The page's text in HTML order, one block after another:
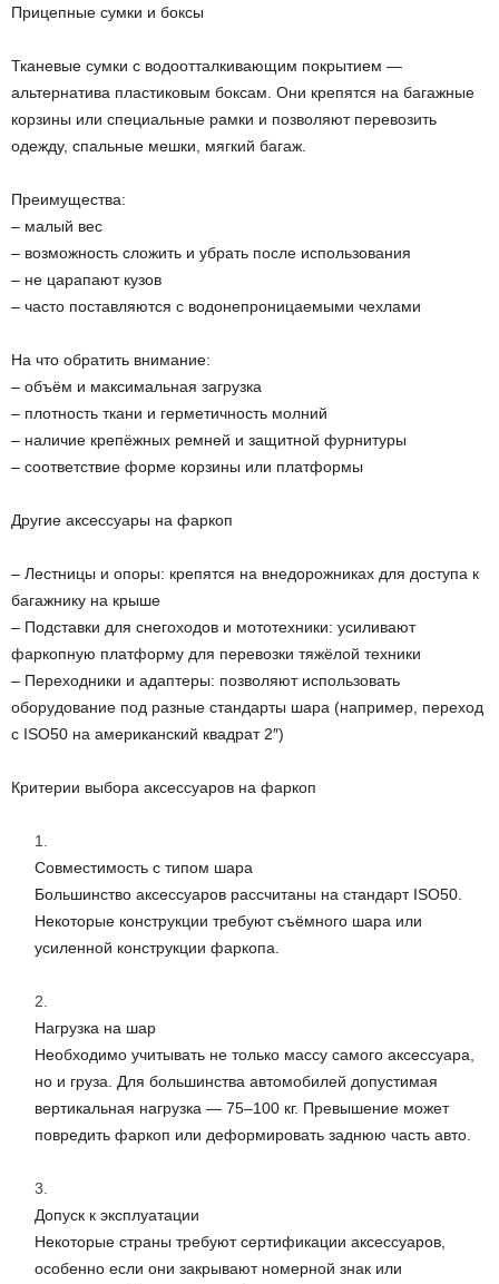
Прицепные сумки и боксы
Тканевые сумки с водоотталкивающим покрытием —
альтернатива пластиковым боксам. Они крепятся на багажные
корзины или специальные рамки и позволяют перевозить
одежду, спальные мешки, мягкий багаж.
Преимущества:
– малый вес
– возможность сложить и убрать после использования
– не царапают кузов
– часто поставляются с водонепроницаемыми чехлами
На что обратить внимание:
– объём и максимальная загрузка
– плотность ткани и герметичность молний
– наличие крепёжных ремней и защитной фурнитуры
– соответствие форме корзины или платформы
Другие аксессуары на фаркоп
– Лестницы и опоры: крепятся на внедорожниках для доступа к
багажнику на крыше
– Подставки для снегоходов и мототехники: усиливают
фаркопную платформу для перевозки тяжёлой техники
– Переходники и адаптеры: позволяют использовать
оборудование под разные стандарты шара (например, переход
с ISO50 на американский квадрат 2″)
Критерии выбора аксессуаров на фаркоп
Совместимость с типом шара
Большинство аксессуаров рассчитаны на стандарт ISO50.
Некоторые конструкции требуют съёмного шара или
усиленной конструкции фаркопа.
Нагрузка на шар
Необходимо учитывать не только массу самого аксессуара,
но и груза. Для большинства автомобилей допустимая
вертикальная нагрузка — 75–100 кг. Превышение может
повредить фаркоп или деформировать заднюю часть авто.
Допуск к эксплуатации
Некоторые страны требуют сертификации аксессуаров,
особенно если они закрывают номерной знак или